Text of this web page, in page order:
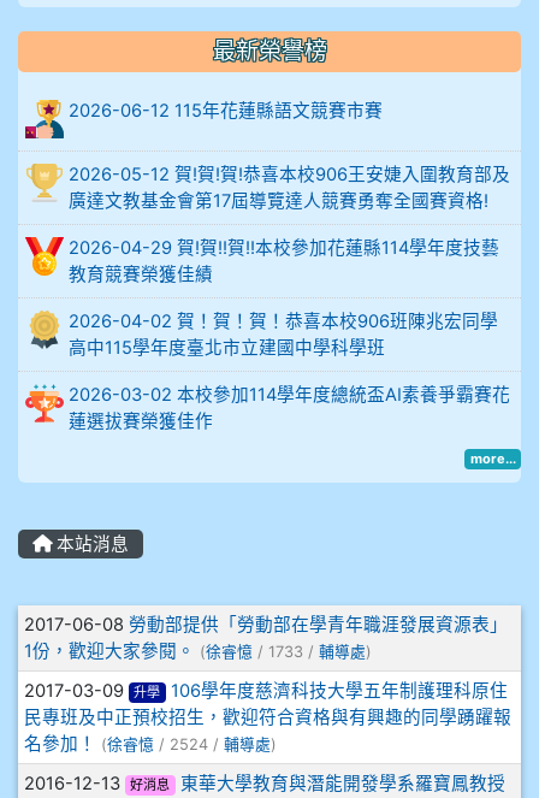
例
906陳兆宏 5A10+ 作文5
912余 嘉 5A10+
914謝佩臻 5A10+
902蘇奕愷
903陳品帆
904彭子庭
905蔣昇和
905周沛蓉
905鄭瑀安
906江彥臻
907張晏寧
908彭主豪
909林柏翰
最新榮譽榜
2026-06-12 115年花蓮縣語文競賽市賽
2026-05-12 賀!賀!賀!恭喜本校906王安婕入圍教育部及
廣達文教基金會第17屆導覽達人競賽勇奪全國賽資格!
2026-04-29 賀!賀!!賀!!本校參加花蓮縣114學年度技藝
教育競賽榮獲佳績
2026-04-02 賀！賀！賀！恭喜本校906班陳兆宏同學
高中115學年度臺北市立建國中學科學班
2026-03-02 本校參加114學年度總統盃AI素養爭霸賽花
蓮選拔賽榮獲佳作
more...
本站消息
文章列表
2017-06-08 勞動部提供「勞動部在學青年職涯發展資源表」
1份，歡迎大家參閱。
(徐睿憶 / 1733 / 輔導處)
2017-03-09 升學
106學年度慈濟科技大學五年制護理科原住
民專班及中正預校招生，歡迎符合資格與有興趣的同學踴躍報
名參加！
(徐睿憶 / 2524 / 輔導處)
2016-12-13 好消息
東華大學教育與潛能開發學系羅寶鳳教授